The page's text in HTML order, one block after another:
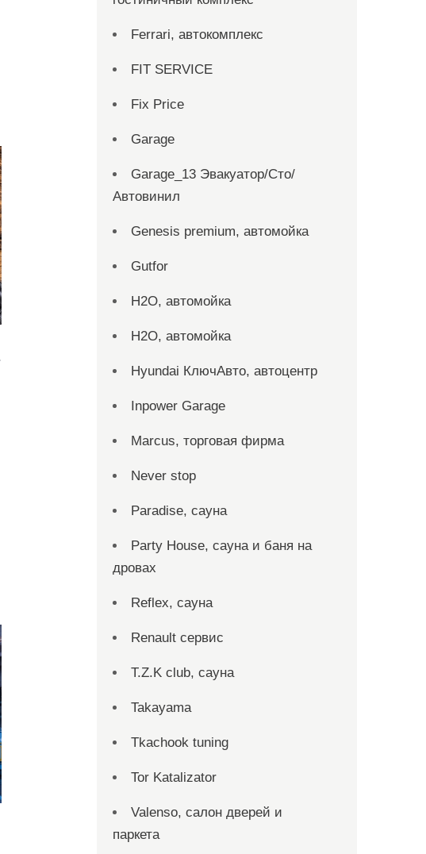
Ferrari, автокомплекс
FIT SERVICE
Fix Price
Garage
Garage_13 Эвакуатор/Сто/
Автовинил
Genesis premium, автомойка
Gutfor
H2O, автомойка
H2O, автомойка
Hyundai КлючАвто, автоцентр
Inpower Garage
Marcus, торговая фирма
Never stop
Paradise, сауна
Party House, сауна и баня на
дровах
Reflex, сауна
Renault сервис
T.Z.K club, сауна
Takayama
Tkachook tuning
Tor Katalizator
Valenso, салон дверей и
паркета